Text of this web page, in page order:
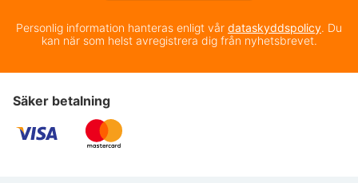
Personlig information hanteras enligt vår dataskyddspolicy. Du
kan när som helst avregistrera dig från nyhetsbrevet.
Säker betalning